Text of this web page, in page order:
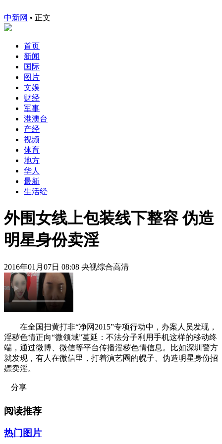
中新网 • 正文
首页
新闻
国际
图片
文娱
财经
军事
港澳台
产经
视频
体育
地方
华人
最新
生活经
外围女线上包装线下整容 伪造
明星身份卖淫
2016年01月07日 08:08 央视综合高清
在全国扫黄打非“净网2015”专项行动中，办案人员发现，
淫秽色情正向“微领域”蔓延：不法分子利用手机这样的移动终
端，通过微博、微信等平台传播淫秽色情信息。比如深圳警方
就发现，有人在微信里，打着演艺圈的幌子、伪造明星身份招
嫖卖淫。
分享
阅读推荐
热门图片